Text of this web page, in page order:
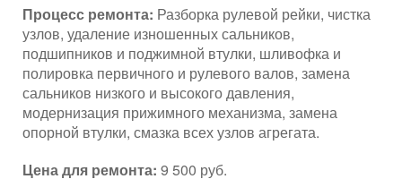
Процесс ремонта: Разборка рулевой рейки, чистка
узлов, удаление изношенных сальников,
подшипников и поджимной втулки, шливофка и
полировка первичного и рулевого валов, замена
сальников низкого и высокого давления,
модернизация прижимного механизма, замена
опорной втулки, смазка всех узлов агрегата.
Цена для ремонта: 9 500 руб.